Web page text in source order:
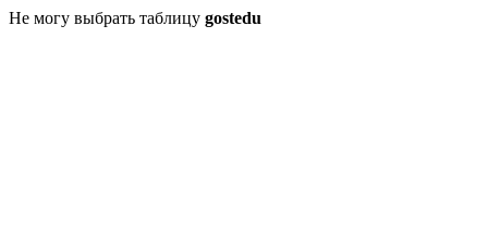
Не могу выбрать таблицу gostedu